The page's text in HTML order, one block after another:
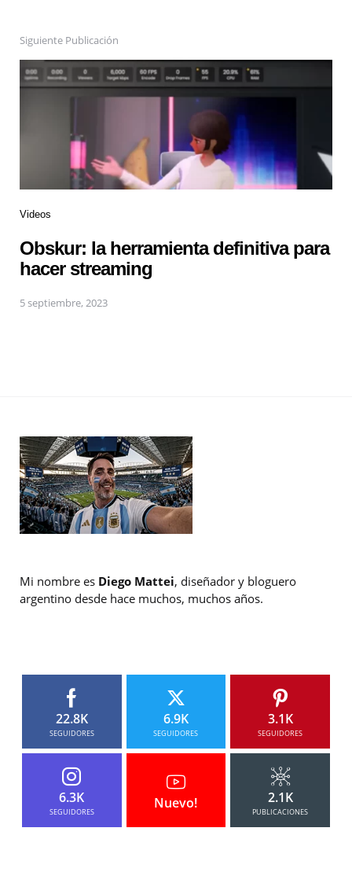
Siguiente Publicación
Videos
Obskur: la herramienta definitiva para
hacer streaming
5 septiembre, 2023
Mi nombre es Diego Mattei, diseñador y bloguero
argentino desde hace muchos, muchos años.
22.8K
SEGUIDORES
6.9K
SEGUIDORES
3.1K
SEGUIDORES
6.3K
SEGUIDORES
Nuevo! 2.1K
PUBLICACIONES